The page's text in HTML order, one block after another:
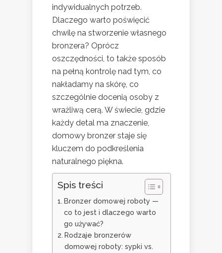
indywidualnych potrzeb.
Dlaczego warto poświęcić
chwilę na stworzenie własnego
bronzera? Oprócz
oszczędności, to także sposób
na pełną kontrolę nad tym, co
nakładamy na skórę, co
szczególnie docenią osoby z
wrażliwą cerą. W świecie, gdzie
każdy detal ma znaczenie,
domowy bronzer staje się
kluczem do podkreślenia
naturalnego piękna.
Spis treści
Bronzer domowej roboty —
co to jest i dlaczego warto
go używać?
Rodzaje bronzerów
domowej roboty: sypki vs.